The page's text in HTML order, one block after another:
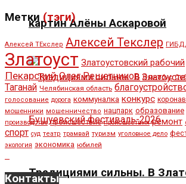
картин Алёны Аскаровой
Традициями сильны. В
Метки(тэги)
Алексей ТЕкслер Алексей Текслер
Златоуст Златоустовский рабочий
Пекарский Олег Решетников Омнибус
Таганай Челябинская область
голосование дорога коммуналка конкурс
мошенники мошенничество нацпарк образование
производство происшествие происшествия ремонт
спорт суд театр трамвай туризм уголовное дело
экология экономика юбилей
Контакты